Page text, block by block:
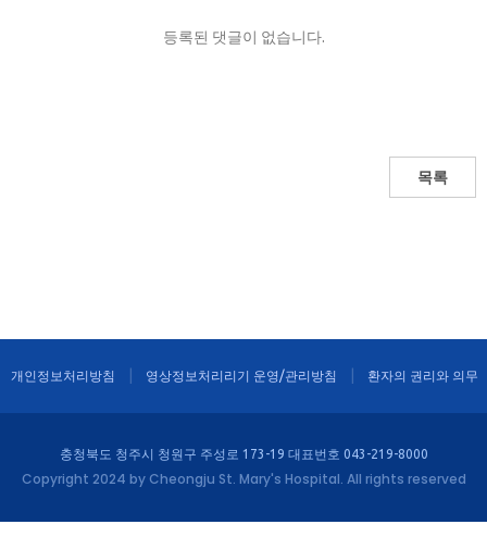
등록된 댓글이 없습니다.
목록
개인정보처리방침 영상정보처리리기 운영/관리방침 환자의 권리와 의무
충청북도 청주시 청원구 주성로 173-19 대표번호 043-219-8000
Copyright 2024 by Cheongju St. Mary's Hospital. All rights reserved